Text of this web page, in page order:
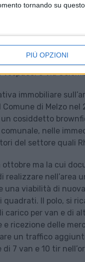
tornando su
PIÙ OPZIONI
Melzo il via libera
di un nuovo
e Via
immobiliare
di Melzo
cosiddetto
nelle
del settore quali
ma la cui
realizzare
viabilità di
quadrati. Il polo, si
per van e di
e ricezione delle
un traffico
7 van e 10 tir